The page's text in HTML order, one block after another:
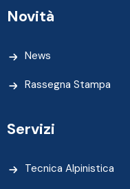
Novità
News
Rassegna Stampa
Servizi
Tecnica Alpinistica